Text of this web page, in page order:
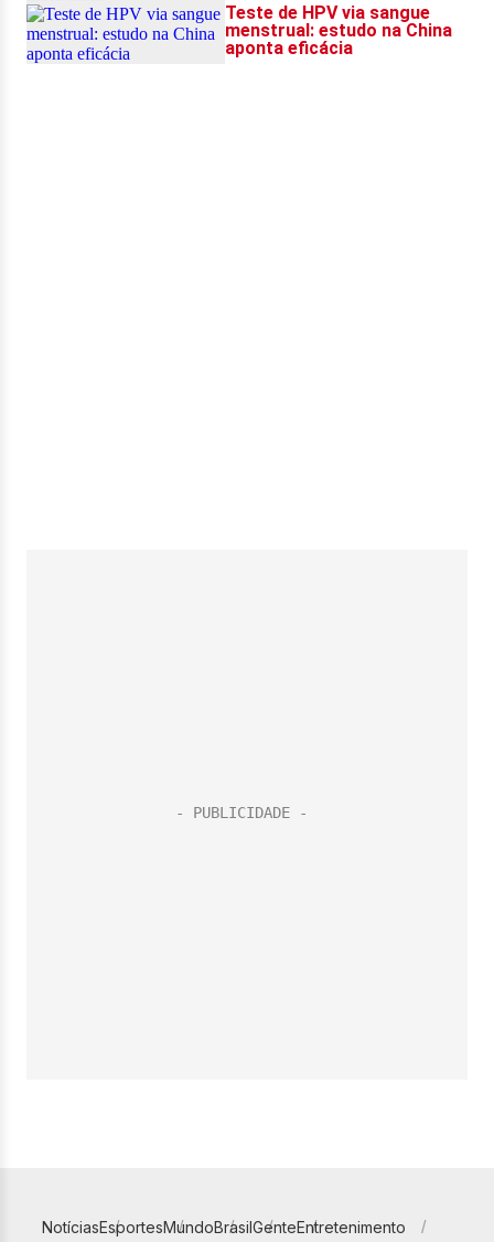
NotíciasEsportesMundoBrasilGenteEntretenimento